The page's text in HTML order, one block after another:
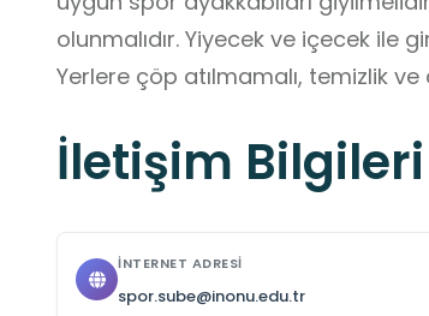
olunmalıdır. Yiyecek ve içecek ile
Yerlere çöp atılmamalı, temizlik
İletişim Bilgileri
İNTERNET ADRESI
spor.sube@inonu.edu.tr